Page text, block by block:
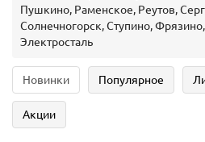
Пушкино, Раменское, Реутов,
Солнечногорск, Ступино,
Электросталь
Новинки Популярное
Акции